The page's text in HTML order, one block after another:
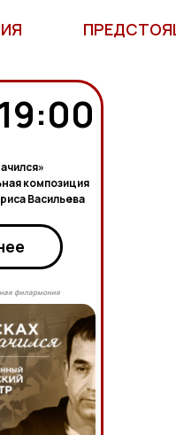
композиция
Васильева
филармония